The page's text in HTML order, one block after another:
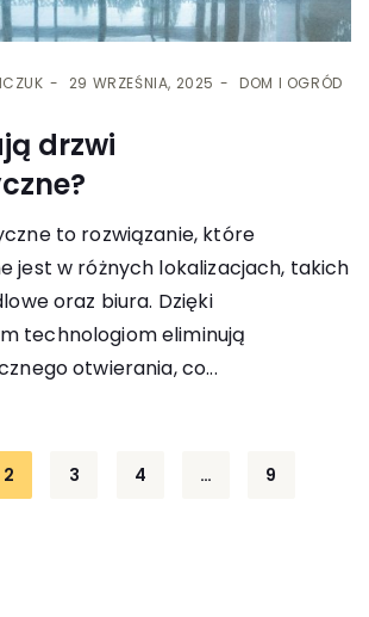
29 WRZEŚNIA, 2025
DOM I OGRÓD
drzwi
to rozwiązanie, które
jest w różnych lokalizacjach, takich
oraz biura. Dzięki
technologiom eliminują
otwierania, co...
2 3 4 …
9